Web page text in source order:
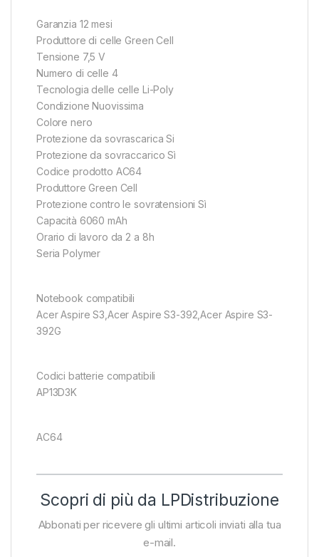
Garanzia 12 mesi
Produttore di celle Green Cell
Tensione 7,5 V
Numero di celle 4
Tecnologia delle celle Li-Poly
Condizione Nuovissima
Colore nero
Protezione da sovrascarica Si
Protezione da sovraccarico Sì
Codice prodotto AC64
Produttore Green Cell
Protezione contro le sovratensioni Sì
Capacità 6060 mAh
Orario di lavoro da 2 a 8h
Seria Polymer
Notebook compatibili
Acer Aspire S3,Acer Aspire S3-392,Acer Aspire S3-
392G
Codici batterie compatibili
AP13D3K
AC64
Scopri di più da LPDistribuzione
Abbonati per ricevere gli ultimi articoli inviati alla tua
e-mail.